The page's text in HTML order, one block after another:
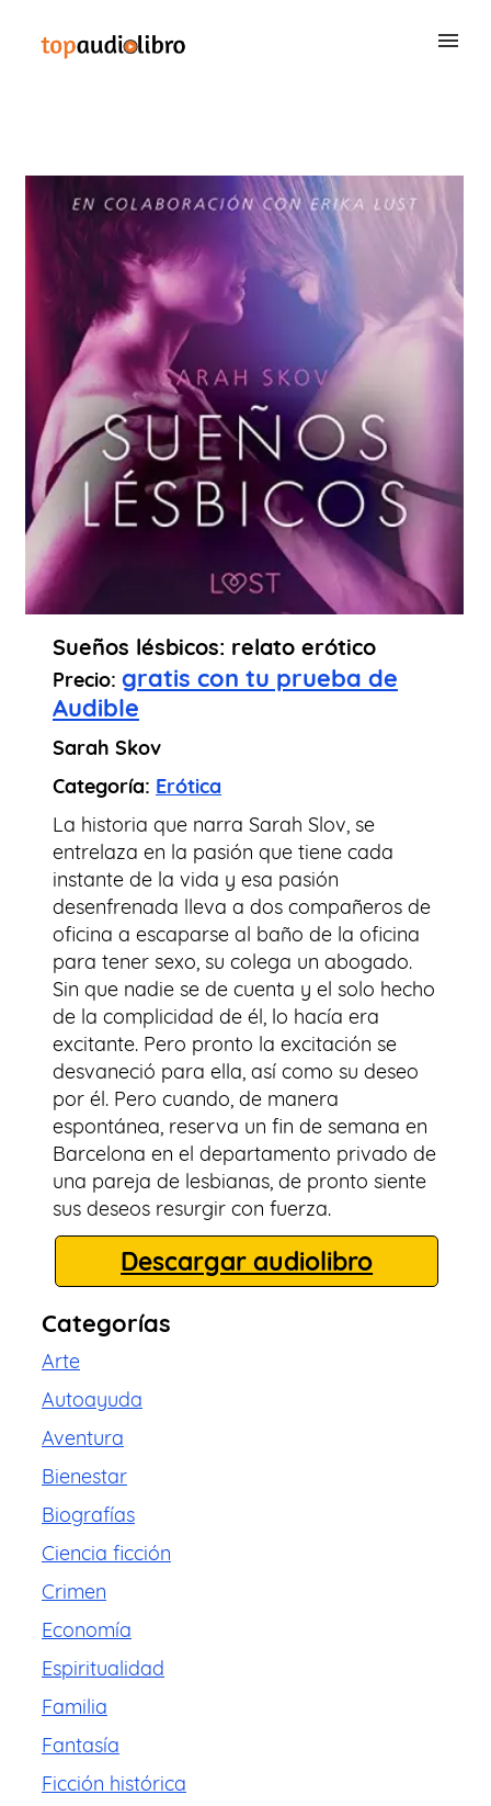
CONTACTAR
Sueños lésbicos: relato erótico
Precio: gratis con tu prueba de
Audible
Sarah Skov
Categoría: Erótica
La historia que narra Sarah Slov, se
entrelaza en la pasión que tiene cada
instante de la vida y esa pasión
desenfrenada lleva a dos compañeros de
oficina a escaparse al baño de la oficina
para tener sexo, su colega un abogado.
Sin que nadie se de cuenta y el solo hecho
de la complicidad de él, lo hacía era
excitante. Pero pronto la excitación se
desvaneció para ella, así como su deseo
por él. Pero cuando, de manera
espontánea, reserva un fin de semana en
Barcelona en el departamento privado de
una pareja de lesbianas, de pronto siente
sus deseos resurgir con fuerza.
Descargar audiolibro
Categorías
Arte
Autoayuda
Aventura
Bienestar
Biografías
Ciencia ficción
Crimen
Economía
Espiritualidad
Familia
Fantasía
Ficción histórica